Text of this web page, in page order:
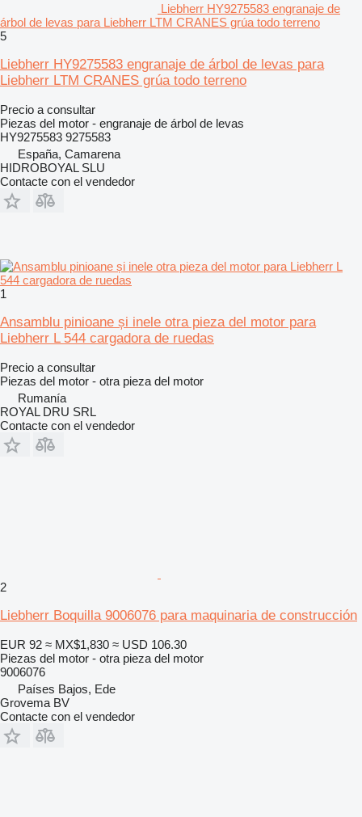
Liebherr HY9275583 engranaje de
árbol de levas para Liebherr LTM CRANES grúa todo terreno
5
Liebherr HY9275583 engranaje de árbol de levas para
Liebherr LTM CRANES grúa todo terreno
Precio a consultar
Piezas del motor - engranaje de árbol de levas
HY9275583 9275583
España, Camarena
HIDROBOYAL SLU
Contacte con el vendedor
1
Ansamblu pinioane și inele otra pieza del motor para
Liebherr L 544 cargadora de ruedas
Precio a consultar
Piezas del motor - otra pieza del motor
Rumanía
ROYAL DRU SRL
Contacte con el vendedor
2
Liebherr Boquilla 9006076 para maquinaria de construcción
EUR 92 ≈ MX$1,830 ≈ USD 106.30
Piezas del motor - otra pieza del motor
9006076
Países Bajos, Ede
Grovema BV
Contacte con el vendedor